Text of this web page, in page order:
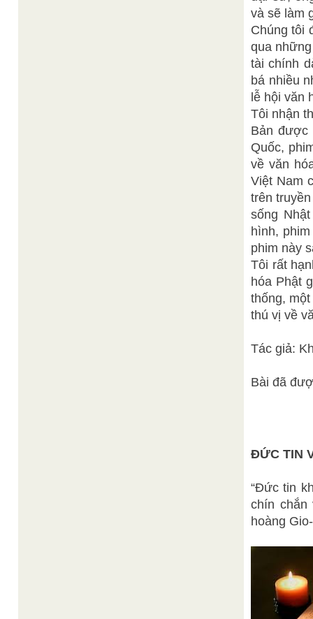
và sẽ làm
Chúng tôi
qua
tài chính
bá nhiều
lễ hội văn
Tôi nhận
Bản được
Quốc,
về văn
Việt Nam
trên
sống
hình,
phim này
Tôi rất
hóa Phật
thống,
thú vị về
Tác giả:
Bài đã
ĐỨC TIN
“Đức tin
chín chắn
hoàng